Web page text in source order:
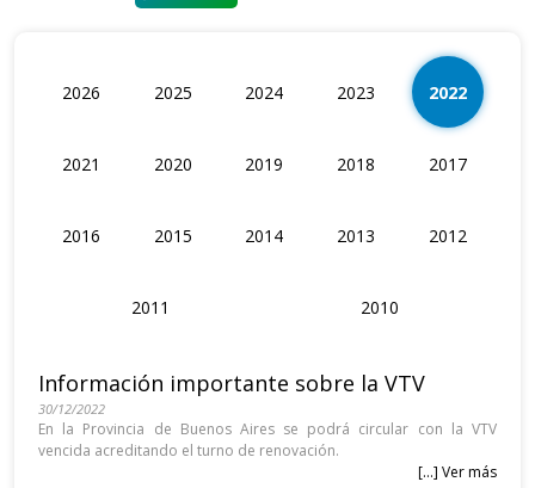
2026 2025 2024 2023 2022
2021 2020 2019 2018 2017
2016 2015 2014 2013 2012
2011 2010
Información importante sobre la VTV
30/12/2022
En la Provincia de Buenos Aires se podrá circular con la VTV
vencida acreditando el turno de renovación.
[...] Ver más